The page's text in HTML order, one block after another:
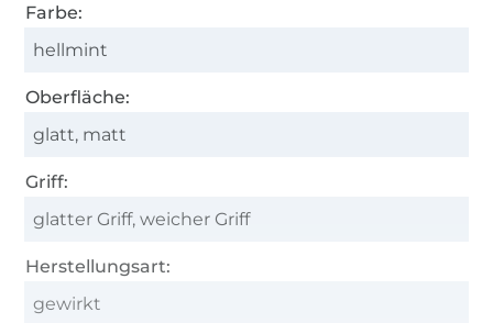
Farbe:
hellmint
Oberfläche:
glatt, matt
Griff:
glatter Griff, weicher Griff
Herstellungsart:
gewirkt